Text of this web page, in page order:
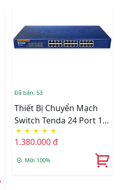
Đã bán: 53
Thiết Bị Chuyển Mạch
Switch Tenda 24 Port 1G
TEG1024G (Vỏ Thép 19
Inch- RACK)
★ ★ ★ ★ ★
1.380.000 đ
Mới 100%